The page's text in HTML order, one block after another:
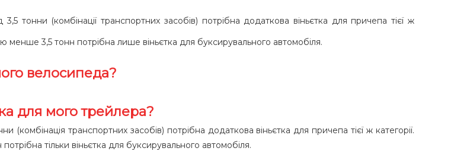
тонни (комбінації транспортних засобів) потрібна додаткова віньєтка для причепа тієї ж
менше 3,5 тонн потрібна лише віньєтка для буксирувального автомобіля.
велосипеда?
для мого трейлера?
транспортних засобів) потрібна додаткова віньєтка для причепа тієї ж категорії.
тільки віньєтка для буксирувального автомобіля.